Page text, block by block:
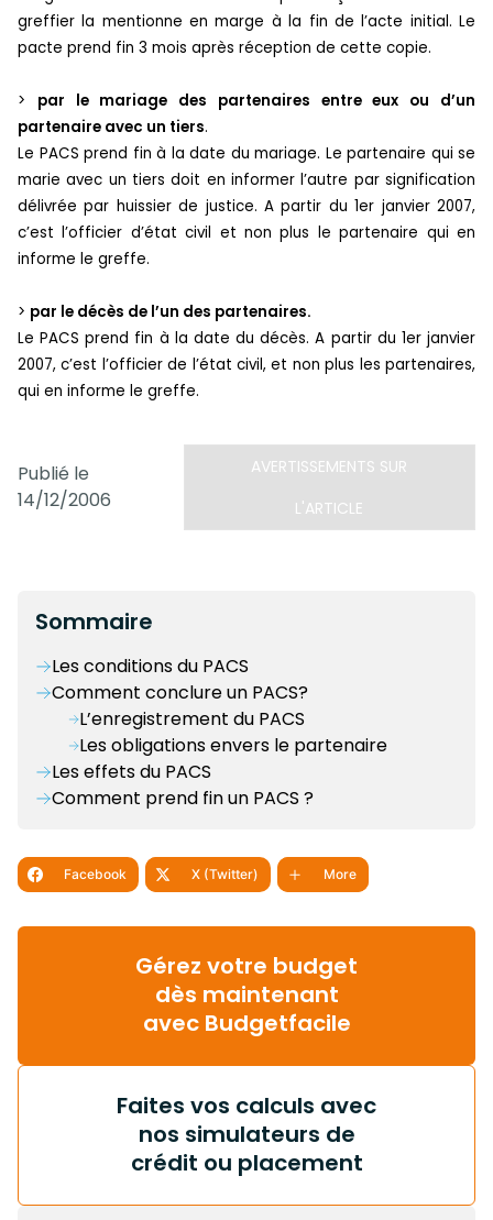
greffier la mentionne en marge à la fin de l’acte initial. Le
pacte prend fin 3 mois après réception de cette copie.
> par le mariage des partenaires entre eux ou d’un
partenaire avec un tiers.
Le PACS prend fin à la date du mariage. Le partenaire qui se
marie avec un tiers doit en informer l’autre par signification
délivrée par huissier de justice. A partir du 1er janvier 2007,
c’est l’officier d’état civil et non plus le partenaire qui en
informe le greffe.
> par le décès de l’un des partenaires.
Le PACS prend fin à la date du décès. A partir du 1er janvier
2007, c’est l’officier de l’état civil, et non plus les partenaires,
qui en informe le greffe.
Publié le
14/12/2006
AVERTISSEMENTS SUR
L'ARTICLE
Sommaire
Les conditions du PACS
Comment conclure un PACS?
L’enregistrement du PACS
Les obligations envers le partenaire
Les effets du PACS
Comment prend fin un PACS ?
Facebook X (Twitter) More
Gérez votre budget
dès maintenant
avec Budgetfacile
Faites vos calculs avec
nos simulateurs de
crédit ou placement